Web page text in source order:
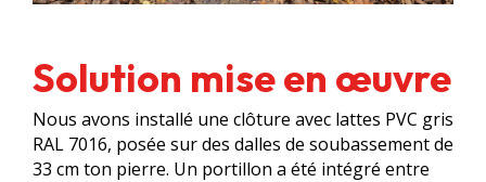
Solution mise en œuvre
Nous avons installé une clôture avec lattes PVC gris
RAL 7016, posée sur des dalles de soubassement de
33 cm ton pierre. Un portillon a été intégré entre